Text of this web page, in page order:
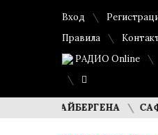
Вход
Правила
РАДИО Online
САФУАН